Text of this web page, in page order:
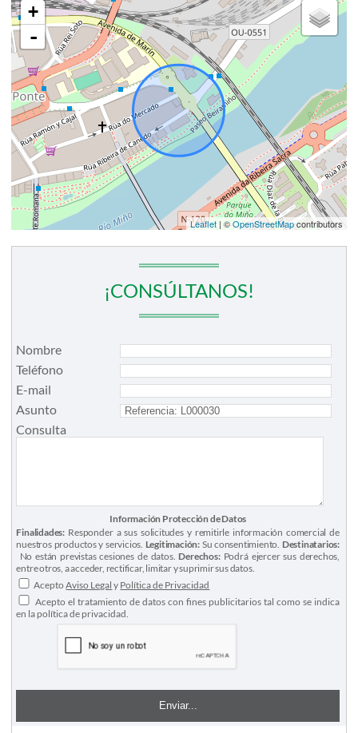
+
-
Leaflet| ©OpenStreetMapcontributors
¡CONSÚLTANOS!
Nombre
Teléfono
E-mail
Asunto
Consulta
Información Protección de Datos
Finalidades: Responder a sus solicitudes y remitirle información comercial de
nuestros productos y servicios. Legitimación: Su consentimiento. Destinatarios:
No están previstas cesiones de datos. Derechos:Podrá ejercer sus derechos,
entre otros, a acceder, rectificar, limitar y suprimir sus datos.
AceptoAviso Legal y Política de Privacidad
Acepto el tratamiento de datos con fines publicitarios tal como se indica
en la política de privacidad.